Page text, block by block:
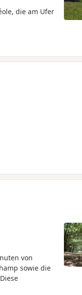
die am Ufer
von
sowie die